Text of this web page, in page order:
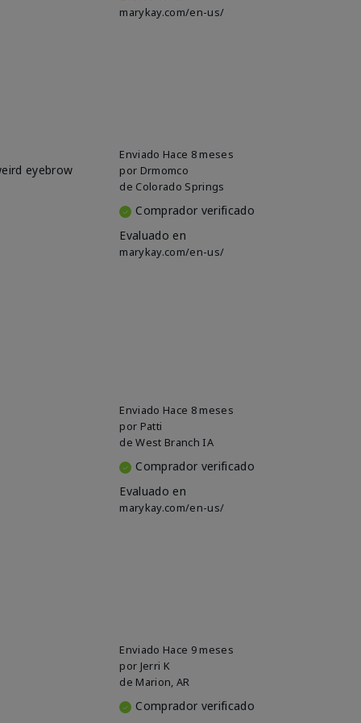
marykay.com/en-us/
Enviado Hace 8 meses
por Drmomco
de Colorado Springs
Comprador verificado
Evaluado en
marykay.com/en-us/
eyebrow
Enviado Hace 8 meses
por Patti
de West Branch IA
Comprador verificado
Evaluado en
marykay.com/en-us/
Enviado Hace 9 meses
por Jerri K
de Marion, AR
Comprador verificado